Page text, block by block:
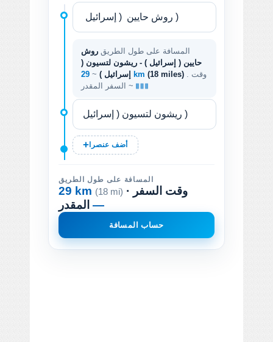
المسافة على طول الطريق روش
حايين ( إسرائيل ) - ريشون لتسيون (
إسرائيل ) ~ 29 km (18 miles)
السفر المقدر ~
أضف عنصرا
المسافة على طول الطريق
29 km (18 mi) · وقت السفر
—
حساب المسافة